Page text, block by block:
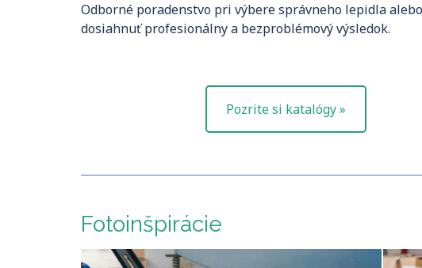
Odborné poradenstvo pri výbere správneho lepidla
dosiahnuť profesionálny a bezproblémový výsledok.
Pozrite si katalógy »
Fotoinšpirácie